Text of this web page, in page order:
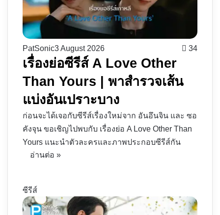
PatSonic3 August 2026 34
เรื่องย่อซีรีส์ A Love Other
Than Yours | พาสำรวจเส้น
แบ่งอันเปราะบาง
ก่อนจะได้เจอกับซีรีส์เรื่องใหม่จาก อันอึนจิน และ ซอ
คังจุน ขอเชิญไปพบกับ เรื่องย่อ A Love Other Than
Yours แนะนำตัวละครและภาพประกอบซีรีส์กัน
อ่านต่อ »
ซีรีส์